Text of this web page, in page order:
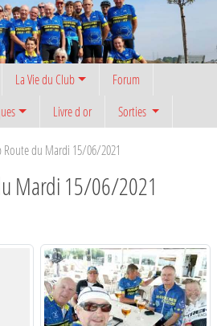
La Vie du Club
Forum
Livre d or Sorties
Route du Mardi 15/06/2021
Mardi 15/06/2021